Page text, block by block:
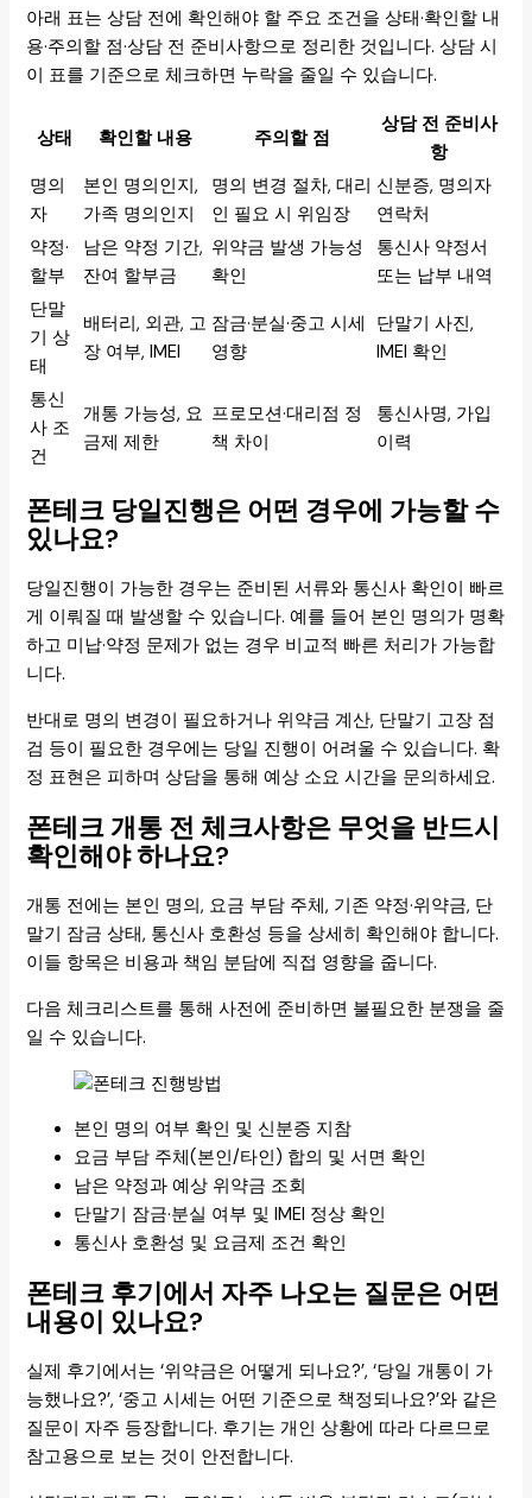
아래 표는 상담 전에 확인해야 할 주요 조건을 상태·확인할 내
용·주의할 점·상담 전 준비사항으로 정리한 것입니다. 상담 시
이 표를 기준으로 체크하면 누락을 줄일 수 있습니다.
상태 확인할 내용 주의할 점
상담 전 준비사
항
명의
자
본인 명의인지,
가족 명의인지
명의 변경 절차, 대리
인 필요 시 위임장
신분증, 명의자
연락처
약정·
할부
남은 약정 기간,
잔여 할부금
위약금 발생 가능성
확인
통신사 약정서
또는 납부 내역
단말
기 상
태
배터리, 외관, 고
장 여부, IMEI
잠금·분실·중고 시세
영향
단말기 사진,
IMEI 확인
통신
사 조
건
개통 가능성, 요
금제 제한
프로모션·대리점 정
책 차이
통신사명, 가입
이력
폰테크 당일진행은 어떤 경우에 가능할 수
있나요?
당일진행이 가능한 경우는 준비된 서류와 통신사 확인이 빠르
게 이뤄질 때 발생할 수 있습니다. 예를 들어 본인 명의가 명확
하고 미납·약정 문제가 없는 경우 비교적 빠른 처리가 가능합
니다.
반대로 명의 변경이 필요하거나 위약금 계산, 단말기 고장 점
검 등이 필요한 경우에는 당일 진행이 어려울 수 있습니다. 확
정 표현은 피하며 상담을 통해 예상 소요 시간을 문의하세요.
폰테크 개통 전 체크사항은 무엇을 반드시
확인해야 하나요?
개통 전에는 본인 명의, 요금 부담 주체, 기존 약정·위약금, 단
말기 잠금 상태, 통신사 호환성 등을 상세히 확인해야 합니다.
이들 항목은 비용과 책임 분담에 직접 영향을 줍니다.
다음 체크리스트를 통해 사전에 준비하면 불필요한 분쟁을 줄
일 수 있습니다.
본인 명의 여부 확인 및 신분증 지참
요금 부담 주체(본인/타인) 합의 및 서면 확인
남은 약정과 예상 위약금 조회
단말기 잠금·분실 여부 및 IMEI 정상 확인
통신사 호환성 및 요금제 조건 확인
폰테크 후기에서 자주 나오는 질문은 어떤
내용이 있나요?
실제 후기에서는 ‘위약금은 어떻게 되나요?’, ‘당일 개통이 가
능했나요?’, ‘중고 시세는 어떤 기준으로 책정되나요?’와 같은
질문이 자주 등장합니다. 후기는 개인 상황에 따라 다르므로
참고용으로 보는 것이 안전합니다.